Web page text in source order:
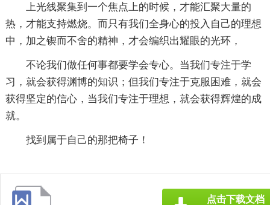
上光线聚集到一个焦点上的时候，才能汇聚大量的
热，才能支持燃烧。而只有我们全身心的投入自己的理想
中，加之锲而不舍的精神，才会编织出耀眼的光环，
不论我们做任何事都要学会专心。当我们专注于学
习，就会获得渊博的知识；但我们专注于克服困难，就会
获得坚定的信心，当我们专注于理想，就会获得辉煌的成
就。
找到属于自己的那把椅子！
点击下载文档